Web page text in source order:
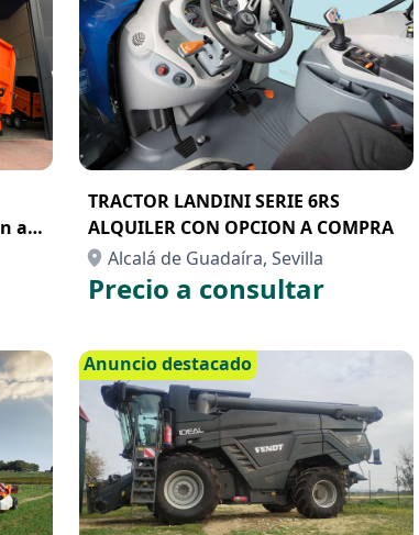
a
TRACTOR LANDINI SERIE 6RS
ALQUILER CON OPCION A COMPRA
Alcalá de Guadaíra, Sevilla
Precio a consultar
Anuncio destacado